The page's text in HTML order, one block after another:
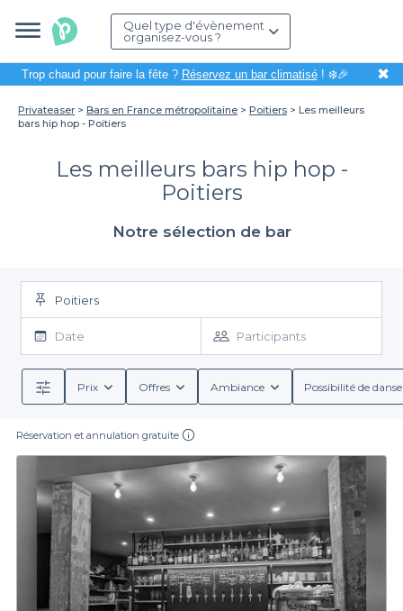
Quel type d'évènement
organisez-vous ?
Trop chaud pour faire la fête ? Réservez un bar climatisé! ❄️🎉 ✖
Privateaser Bars en France métropolitaine Poitiers
Les meilleurs
bars hip hop - Poitiers
Les meilleurs bars hip hop -
Poitiers
Notre sélection de bar
Poitiers
Date Participants
Prix Offres Ambiance Possibilité de
Réservation et annulation gratuite